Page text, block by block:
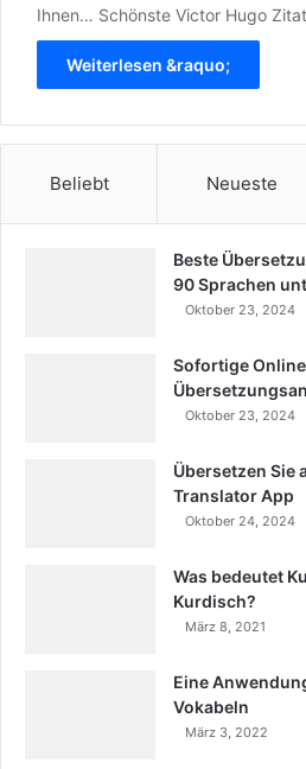
Ihnen… Schönste Victor Hugo
Weiterlesen &raquo;
Beliebt Neueste
Beste
90 Sprachen
Oktober 23, 2024
Sofortige
Oktober 23, 2024
Übersetzen Sie
Translator App
Oktober 24, 2024
Was bedeutet
Kurdisch?
März 8, 2021
Eine
Vokabeln
März 3, 2022